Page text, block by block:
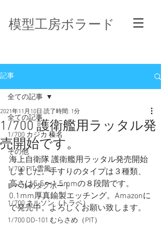
模型工房ボラード
記事
全ての記事
1/700 カジカ 榛名
その他
1/700 PIT 雪風
レベルのタグボート
1/700 ネルソン（トラペ）
1/700 DD-101 むらさめ（PIT）
全ての記事
1/700 護衛艦用ラッタル発
売開始です。
2021年11月10日 読了時間: 1分
海上自衛隊 護衛艦用ラッタル発売開始
しました。手すりのタイプは３種類、
高さは5.5〜1.5mmの８段階です。
0.1mm厚真鍮製エッチング。Amazonに
で発売中。よろしくお願い致します。